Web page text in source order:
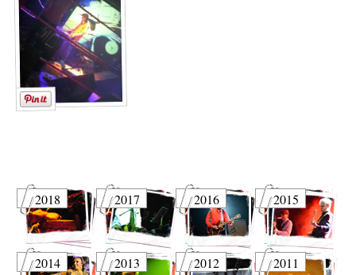
2018 2017 2016 2015
2014 2013 2012 2011